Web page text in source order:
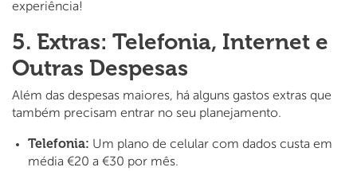
experiência!
5. Extras: Telefonia, Internet e
Outras Despesas
Além das despesas maiores, há alguns gastos extras que
também precisam entrar no seu planejamento.
Telefonia: Um plano de celular com dados custa em
média €20 a €30 por mês.